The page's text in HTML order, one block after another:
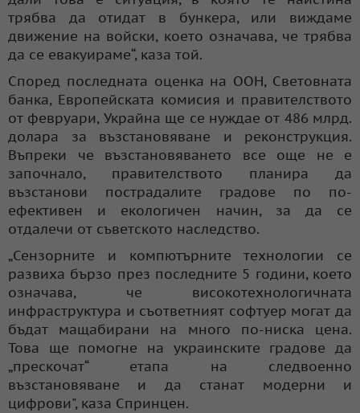
трябва да отидат в бункера, или виждаме
движение на войски, което означава, че трябва
да се евакуираме“, каза той.
Според последната оценка на ООН, Световната
банка, Европейската комисия и правителството
от февруари, Украйна ще се нуждае от 486 млрд.
долара за възстановяване и реконструкция.
Въпреки че възстановяването все още не е
започнало, правителството планира да
възстанови пострадалите градове по по-
ефективен и екологичен начин, за да се
отдалечи от съветското наследство.
„Сензорните и компютърните технологии се
развиха бързо през последните 5 години, което
означава, че високотехнологичната
инфраструктура и съответният софтуер могат да
бъдат мащабирани на много по-ниска цена.
Това ще помогне на украинските градове да
„прескочат“ етапа на следвоенно
възстановяване и да станат модерни и
цифрови", каза Спринцен.